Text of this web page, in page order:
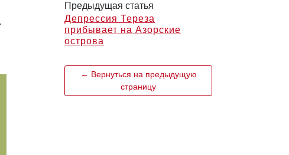
Предыдущая статья
Депрессия Тереза
прибывает на Азорские
острова
← Вернуться на предыдущую
страницу